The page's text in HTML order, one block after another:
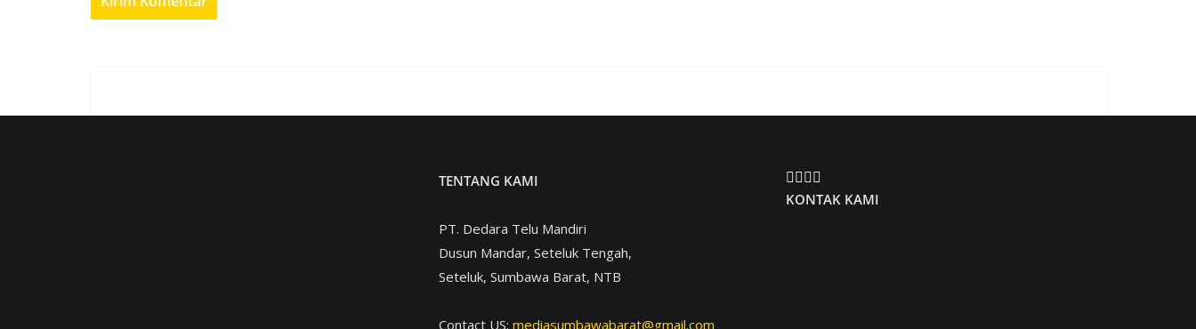
TENTANG KAMI
PT. Dedara Telu Mandiri
Dusun Mandar, Seteluk Tengah,
Seteluk, Sumbawa Barat, NTB
Contact US: mediasumbawabarat@gmail.com
KONTAK KAMI